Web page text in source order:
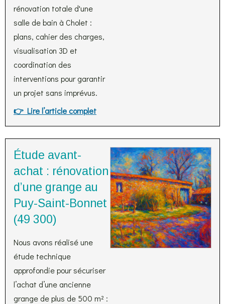
rénovation totale d'une
salle de bain à Cholet :
plans, cahier des charges,
visualisation 3D et
coordination des
interventions pour garantir
un projet sans imprévus.
👉 Lire l’article complet
Étude avant-
achat : rénovation
d’une grange au
Puy-Saint-Bonnet
(49 300)
Nous avons réalisé une
étude technique
approfondie pour sécuriser
l’achat d’une ancienne
grange de plus de 500 m² :